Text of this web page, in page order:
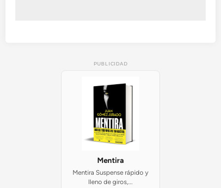
PUBLICIDAD
Mentira
Mentira Suspense rápido y
lleno de giros,...